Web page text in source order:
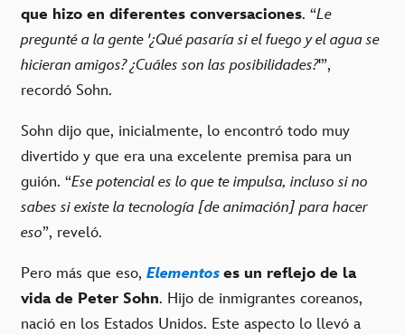
que hizo en diferentes conversaciones. “Le
pregunté a la gente '¿Qué pasaría si el fuego y el agua se
hicieran amigos? ¿Cuáles son las posibilidades?'”,
recordó Sohn.
Sohn dijo que, inicialmente, lo encontró todo muy
divertido y que era una excelente premisa para un
guión. “Ese potencial es lo que te impulsa, incluso si no
sabes si existe la tecnología [de animación] para hacer
eso”, reveló.
Pero más que eso, Elementos es un reflejo de la
vida de Peter Sohn. Hijo de inmigrantes coreanos,
nació en los Estados Unidos. Este aspecto lo llevó a